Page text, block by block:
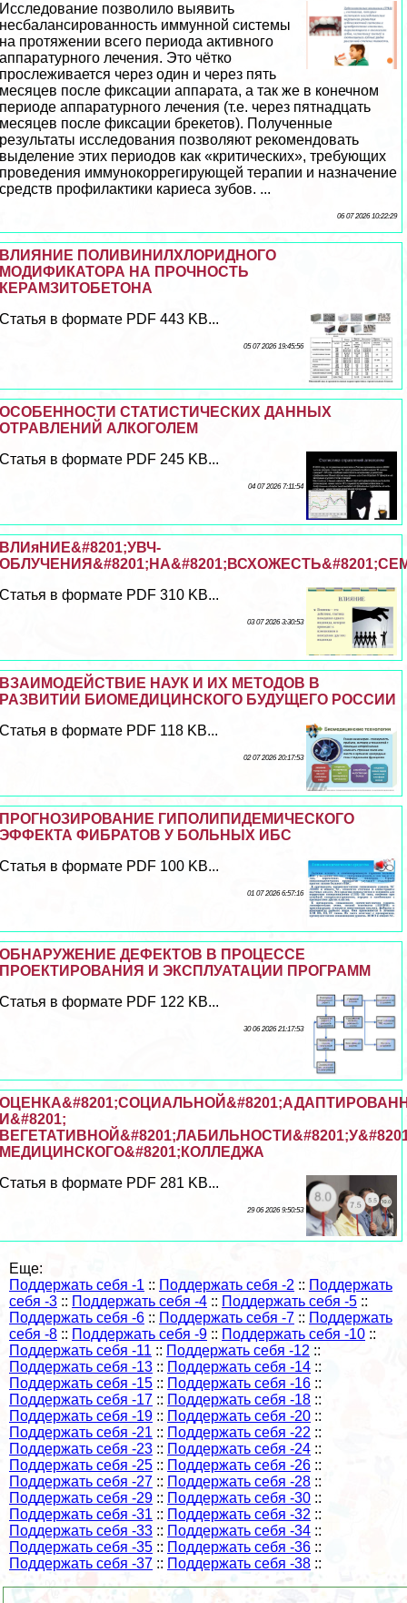
Исследование позволило выявить
несбалансированность иммунной системы
на протяжении всего периода активного
аппаратурного лечения. Это чётко
прослеживается через один и через пять
месяцев после фиксации аппарата, а так же в конечном
периоде аппаратурного лечения (т.е. через пятнадцать
месяцев после фиксации брекетов). Полученные
результаты исследования позволяют рекомендовать
выделение этих периодов как «критических», требующих
проведения иммунокоррегирующей терапии и назначение
средств профилактики кариеса зубов. ...
06 07 2026 10:22:29
ВЛИЯНИЕ ПОЛИВИНИЛХЛОРИДНОГО
МОДИФИКАТОРА НА ПРОЧНОСТЬ
КЕРАМЗИТОБЕТОНА
Статья в формате PDF 443 KB...
05 07 2026 19:45:56
ОСОБЕННОСТИ СТАТИСТИЧЕСКИХ ДАННЫХ
ОТРАВЛЕНИЙ АЛКОГОЛЕМ
Статья в формате PDF 245 KB...
04 07 2026 7:11:54
ВЛИяНИЕ&#8201;УВЧ-
Статья в формате PDF 310 KB...
03 07 2026 3:30:53
ВЗАИМОДЕЙСТВИЕ НАУК И ИХ МЕТОДОВ В
РАЗВИТИИ БИОМЕДИЦИНСКОГО БУДУЩЕГО РОССИИ
Статья в формате PDF 118 KB...
02 07 2026 20:17:53
ПРОГНОЗИРОВАНИЕ ГИПОЛИПИДЕМИЧЕСКОГО
ЭФФЕКТА ФИБРАТОВ У БОЛЬНЫХ ИБС
Статья в формате PDF 100 KB...
01 07 2026 6:57:16
ОБНАРУЖЕНИЕ ДЕФЕКТОВ В ПРОЦЕССЕ
ПРОЕКТИРОВАНИЯ И ЭКСПЛУАТАЦИИ ПРОГРАММ
Статья в формате PDF 122 KB...
30 06 2026 21:17:53
И&#8201;
МЕДИЦИНСКОГО&#8201;КОЛЛЕДЖА
Статья в формате PDF 281 KB...
29 06 2026 9:50:53
Еще:
Поддержать себя -1 :: Поддержать себя -2 :: Поддержать
себя -3 :: Поддержать себя -4 :: Поддержать себя -5 ::
Поддержать себя -6 :: Поддержать себя -7 :: Поддержать
себя -8 :: Поддержать себя -9 :: Поддержать себя -10 ::
Поддержать себя -11 :: Поддержать себя -12 ::
Поддержать себя -13 :: Поддержать себя -14 ::
Поддержать себя -15 :: Поддержать себя -16 ::
Поддержать себя -17 :: Поддержать себя -18 ::
Поддержать себя -19 :: Поддержать себя -20 ::
Поддержать себя -21 :: Поддержать себя -22 ::
Поддержать себя -23 :: Поддержать себя -24 ::
Поддержать себя -25 :: Поддержать себя -26 ::
Поддержать себя -27 :: Поддержать себя -28 ::
Поддержать себя -29 :: Поддержать себя -30 ::
Поддержать себя -31 :: Поддержать себя -32 ::
Поддержать себя -33 :: Поддержать себя -34 ::
Поддержать себя -35 :: Поддержать себя -36 ::
Поддержать себя -37 :: Поддержать себя -38 ::